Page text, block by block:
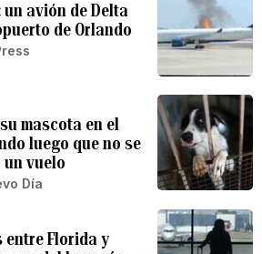
avión de Delta
de Orlando
mascota en el
luego que no se
vuelo
Día
entre Florida y